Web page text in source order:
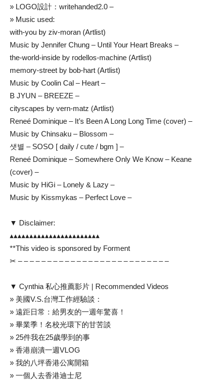
» LOGO設計：writehanded2.0 –
» Music used:
with-you by ziv-moran (Artlist)
Music by Jennifer Chung – Until Your Heart Breaks –
the-world-inside by rodellos-machine (Artlist)
memory-street by bob-hart (Artlist)
Music by Coolin Cal – Heart –
B JYUN – BREEZE –
cityscapes by vern-matz (Artlist)
Reneé Dominique – It’s Been A Long Long Time (cover) –
Music by Chinsaku – Blossom –
샛별 – SOSO [ daily / cute / bgm ] –
Reneé Dominique – Somewhere Only We Know – Keane
(cover) –
Music by HiGi – Lonely & Lazy –
Music by Kissmykas – Perfect Love –
▼ Disclaimer:
▴▴▴▴▴▴▴▴▴▴▴▴▴▴▴▴▴▴▴▴▴▴▴
**This video is sponsored by Forment
✂ – – – – – – – – – – – – – – – – – – – – – – – – – –
▼ Cynthia 私心推薦影片 | Recommended Videos
» 美國V.S.台灣工作經驗談：
» 遠距日常：給男友的一週年驚喜！
» 畢業季！名校光環下的甘苦談
» 25件我在25歲學到的事
» 香港崩潰一週VLOG
» 我的八坪香港公寓開箱
» 一個人去香港迪士尼